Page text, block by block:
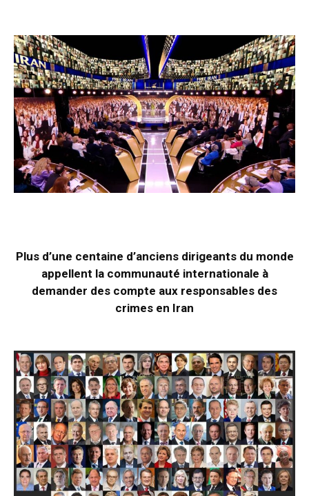
Plus d’une centaine d’anciens dirigeants du monde
appellent la communauté internationale à
demander des compte aux responsables des
crimes en Iran